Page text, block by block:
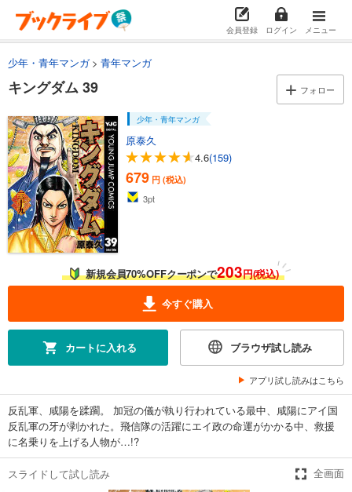
会員登録 ログイン メニュー
少年・青年マンガ 青年マンガ
キングダム 39 フォロー
少年・青年マンガ
原泰久
4.6(159)
679 円 (税込)
3pt
新規会員70%OFFクーポンで203円(税込)
今すぐ購入
カートに入れる ブラウザ試し読み
アプリ試し読みはこちら
反乱軍、咸陽を蹂躙。 加冠の儀が執り行われている最中、咸陽にアイ国
反乱軍の牙が剥かれた。飛信隊の活躍にエイ政の命運がかかる中、救援
に名乗りを上げる人物が…!?
スライドして試し読み 全画面
試し読み
キングダム 23
あらすじを表示する
キングダム 24
679円 (税込)
あらすじを表示する
キングダム 25
679円 (税込)
カート
キングダム 26
679 円 (税込)
試し読み